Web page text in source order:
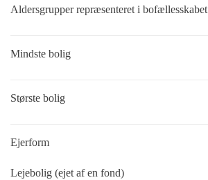
Aldersgrupper repræsenteret i bofællesskabet
Mindste bolig
Største bolig
Ejerform
Lejebolig (ejet af en fond)